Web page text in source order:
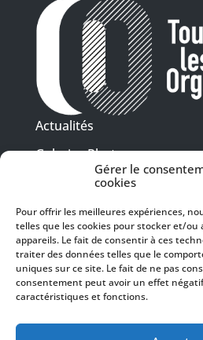
Gérer le
cookies
Pour offrir les meilleures expériences,
telles que les cookies pour stocker et/ou
appareils. Le fait de consentir à ces
traiter des données telles que le
uniques sur ce site. Le fait de ne pas
consentement peut avoir un effet
caractéristiques et fonctions.
Actualités
Galeries Photos
Vidéothèque
Presse
Programme PDF
Billetterie
Recrutement
Mentions légales
SUIVEZ-NOUS